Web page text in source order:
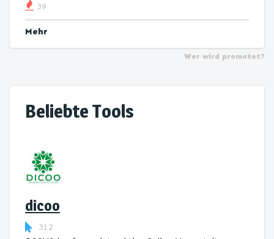
39
Mehr
Wer wird promotet?
Beliebte Tools
dicoo
312